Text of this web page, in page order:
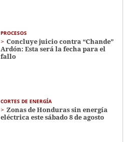
PROCESOS
Concluye juicio contra “Chande”
Ardón: Esta será la fecha para el
fallo
CORTES DE ENERGÍA
Zonas de Honduras sin energía
eléctrica este sábado 8 de agosto